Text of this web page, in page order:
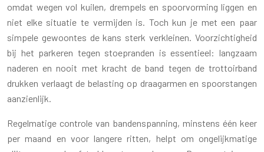
omdat wegen vol kuilen, drempels en spoorvorming liggen en
niet elke situatie te vermijden is. Toch kun je met een paar
simpele gewoontes de kans sterk verkleinen. Voorzichtigheid
bij het parkeren tegen stoepranden is essentieel: langzaam
naderen en nooit met kracht de band tegen de trottoirband
drukken verlaagt de belasting op draagarmen en spoorstangen
aanzienlijk.
Regelmatige controle van bandenspanning, minstens één keer
per maand en voor langere ritten, helpt om ongelijkmatige